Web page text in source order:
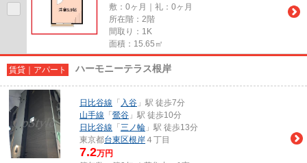
敷：0ヶ月｜礼：0ヶ月
所在階：2階
間取り：1K
面積：15.65㎡
賃貸｜アパート ハーモニーテラス根岸
日比谷線 「 入谷 」駅 徒歩7分
山手線 「 鶯谷 」駅 徒歩10分
日比谷線 「 三ノ輪 」駅 徒歩13分
東京都台東区根岸 ４丁目
7.2万円